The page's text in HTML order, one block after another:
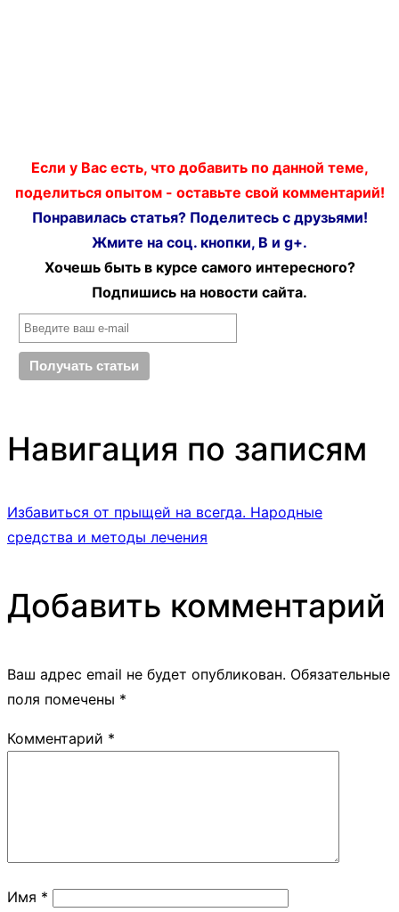
Если у Вас есть, что добавить по данной теме,
поделиться опытом - оставьте свой комментарий!
Понравилась статья? Поделитесь с друзьями!
Жмите на соц. кнопки, В и g+.
Хочешь быть в курсе самого интересного?
Подпишись на новости сайта.
Навигация по записям
Избавиться от прыщей на всегда. Народные
средства и методы лечения
Добавить комментарий
Ваш адрес email не будет опубликован. Обязательные
поля помечены *
Комментарий *
Имя *